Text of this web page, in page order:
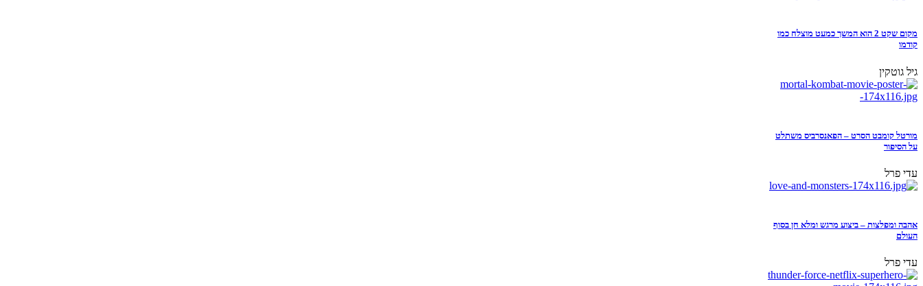
מקום שקט 2 הוא המשך כמעט מוצלח כמו
קודמו
גיל גוטקין
מורטל קומבט הסרט – הפאנסרביס משתלט
על הסיפור
עדי פרל
אהבה ומפלצות – ביצוע מרגש ומלא חן בסוף
העולם
עדי פרל